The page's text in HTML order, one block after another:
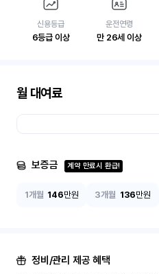
신용등급
6등급 이상
운전연령
만 26세 이상
월 대여료
보증금 계약 만료시 환급!
1개월 146만원 3개월 136만원
정비/관리 제공 혜택